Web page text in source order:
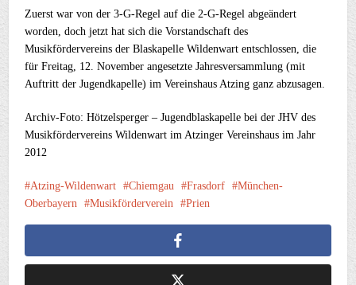
Zuerst war von der 3-G-Regel auf die 2-G-Regel abgeändert
worden, doch jetzt hat sich die Vorstandschaft des
Musikfördervereins der Blaskapelle Wildenwart entschlossen, die
für Freitag, 12. November angesetzte Jahresversammlung (mit
Auftritt der Jugendkapelle) im Vereinshaus Atzing ganz abzusagen.
Archiv-Foto: Hötzelsperger – Jugendblaskapelle bei der JHV des
Musikfördervereins Wildenwart im Atzinger Vereinshaus im Jahr
2012
Atzing-Wildenwart Chiemgau Frasdorf
München-
Oberbayern
Musikförderverein Prien